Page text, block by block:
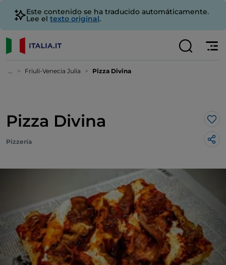
Este contenido se ha traducido automáticamente.
Lee el texto original.
... Friuli-Venecia Julia Pizza Divina
Pizza Divina Me
Pizzería